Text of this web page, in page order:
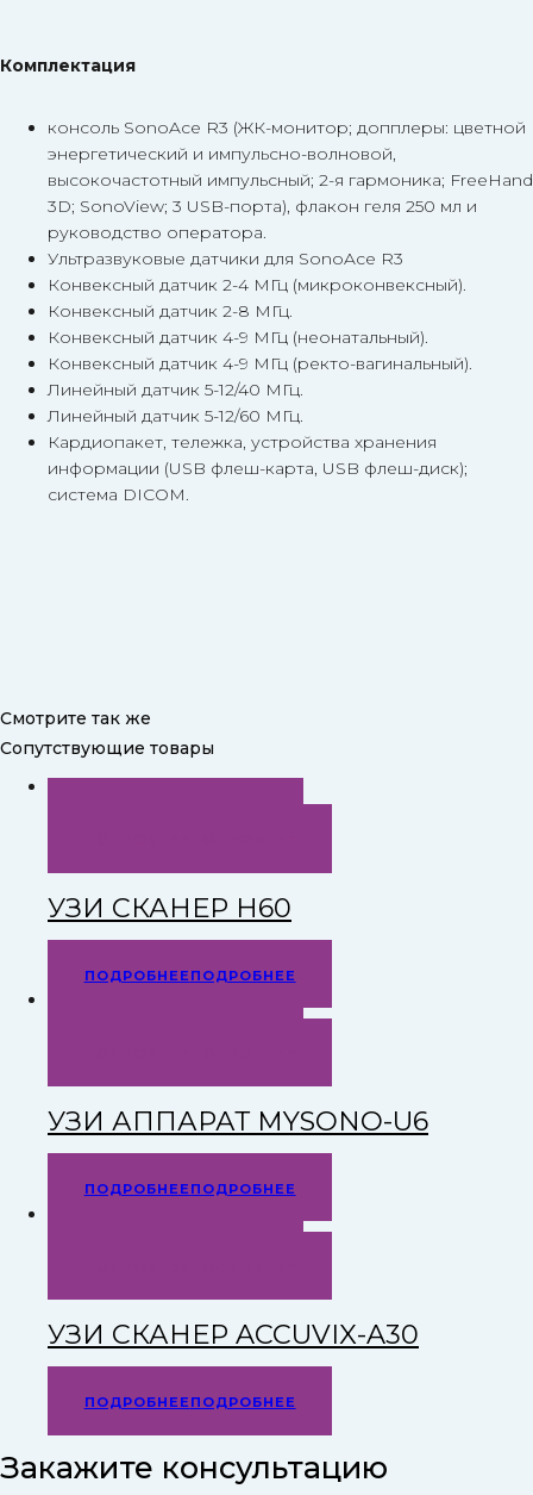
Комплектация
консоль SonoAce R3 (ЖК-монитор; допплеры: цветной
энергетический и импульсно-волновой,
высокочастотный импульсный; 2-я гармоника; FreeHand
3D; SonoView; 3 USB-порта), флакон геля 250 мл и
руководство оператора.
Ультразвуковые датчики для SonoAce R3
Конвексный датчик 2-4 МГц (микроконвексный).
Конвексный датчик 2-8 МГц.
Конвексный датчик 4-9 МГц (неонатальный).
Конвексный датчик 4-9 МГц (ректо-вагинальный).
Линейный датчик 5-12/40 МГц.
Линейный датчик 5-12/60 МГц.
Кардиопакет, тележка, устройства хранения
информации (USB флеш-карта, USB флеш-диск);
система DICOM.
Смотрите так же
Сопутствующие товары
УЗИ СКАНЕР H60
ПОДРОБНЕЕ ПОДРОБНЕЕ
УЗИ АППАРАТ MYSONO-U6
ПОДРОБНЕЕ ПОДРОБНЕЕ
УЗИ СКАНЕР ACCUVIX-A30
ПОДРОБНЕЕ ПОДРОБНЕЕ
Закажите консультацию